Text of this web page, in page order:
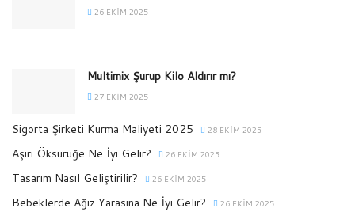
26 EKIM 2025
Multimix Şurup Kilo Aldırır mı?
27 EKIM 2025
Sigorta Şirketi Kurma Maliyeti 2025 28 EKIM 2025
Aşırı Öksürüğe Ne İyi Gelir? 26 EKIM 2025
Tasarım Nasıl Geliştirilir? 26 EKIM 2025
Bebeklerde Ağız Yarasına Ne İyi Gelir? 26 EKIM 2025